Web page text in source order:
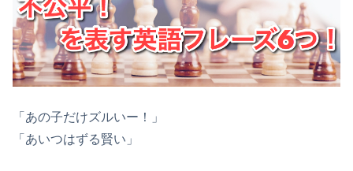
「あの子だけズルいー！」
「あいつはずる賢い」